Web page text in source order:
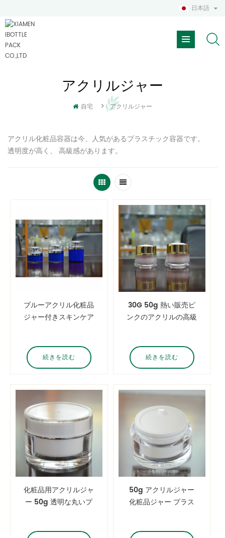
日本語
アクリルジャー
自宅 > アクリルジャー
アクリル化粧品容器は今、人気があるプラスチック容器です。
透明度が高く、 高級感があります。
ブルーアクリル化粧品
ジャー付きスキンケア
グジュアリーアクリル
ジャー
続きを読む
30G 50g 熱い販売ピ
ンクのアクリルの高級
続きを読む
化粧品用アクリルジャ
ー 50g 透明な丸いプ
50g アクリルジャー
化粧品ジャー プラス